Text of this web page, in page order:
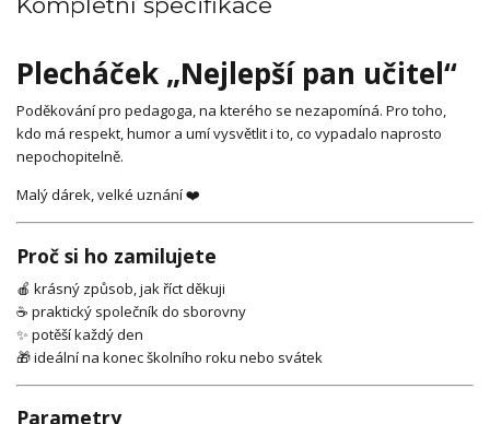
Plecháček „Nejlepší pan učitel“
Poděkování pro pedagoga, na kterého se nezapomíná. Pro toho,
kdo má respekt, humor a umí vysvětlit i to, co vypadalo naprosto
nepochopitelně.
Malý dárek, velké uznání ❤️
Proč si ho zamilujete
🍎 krásný způsob, jak říct děkuji
☕ praktický společník do sborovny
✨ potěší každý den
🎁 ideální na konec školního roku nebo svátek
Parametry